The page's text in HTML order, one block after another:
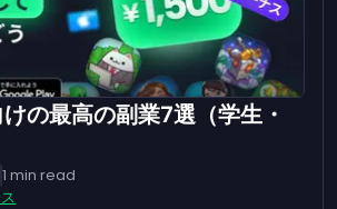
の最高の副業7選（学生・
1 min read